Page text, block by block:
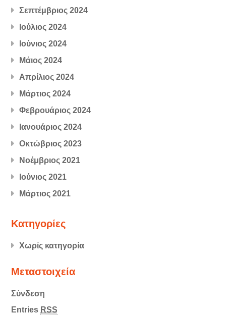
Σεπτέμβριος 2024
Ιούλιος 2024
Ιούνιος 2024
Μάιος 2024
Απρίλιος 2024
Μάρτιος 2024
Φεβρουάριος 2024
Ιανουάριος 2024
Οκτώβριος 2023
Νοέμβριος 2021
Ιούνιος 2021
Μάρτιος 2021
Kατηγορίες
Χωρίς κατηγορία
Μεταστοιχεία
Σύνδεση
Entries RSS